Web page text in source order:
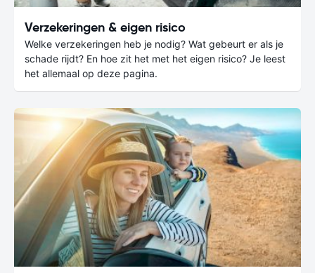
Verzekeringen & eigen risico
Welke verzekeringen heb je nodig? Wat gebeurt er als je
schade rijdt? En hoe zit het met het eigen risico? Je leest
het allemaal op deze pagina.